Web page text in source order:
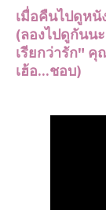
เมื่อคืนไปดูหนั
(ลองไปดูกันน
เรียกว่ารัก"
เฮ้อ...ชอบ)